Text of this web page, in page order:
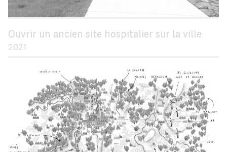
Ouvrir un ancien site hospitalier sur la ville
2021